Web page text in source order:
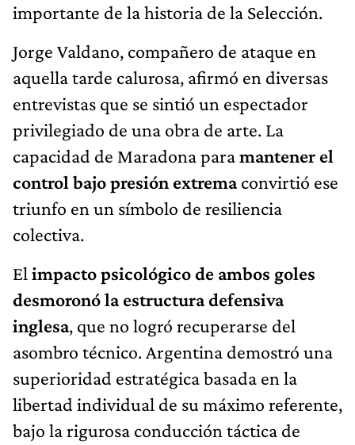
importante de la historia de la Selección.
Jorge Valdano, compañero de ataque en
aquella tarde calurosa, afirmó en diversas
entrevistas que se sintió un espectador
privilegiado de una obra de arte. La
capacidad de Maradona paramantener el
control bajo presión extremaconvirtió ese
triunfo en un símbolo de resiliencia
colectiva.
El impacto psicológico de ambos goles
desmoronó la estructura defensiva
inglesa, que no logró recuperarse del
asombro técnico. Argentina demostró una
superioridad estratégica basada en la
libertad individual de su máximo referente,
bajo la rigurosa conducción táctica de